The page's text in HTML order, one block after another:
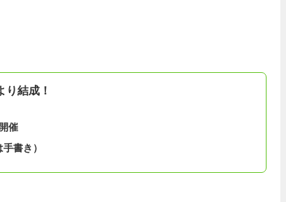
結成！
催
書き）